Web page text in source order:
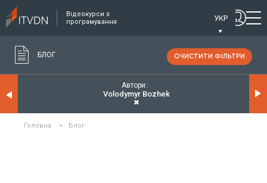
Відеокурси з
програмування
УКР
БЛОГ ОЧИСТИТИ ФІЛЬТРИ
Автори
Volodymyr Bozhek
✖
Головна > Блог